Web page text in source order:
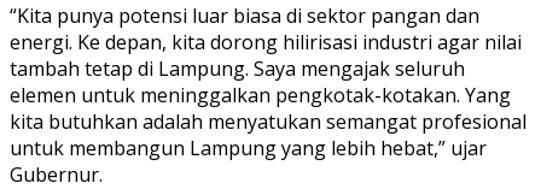
“Kita punya potensi luar biasa di sektor pangan dan
energi. Ke depan, kita dorong hilirisasi industri agar nilai
tambah tetap di Lampung. Saya mengajak seluruh
elemen untuk meninggalkan pengkotak-kotakan. Yang
kita butuhkan adalah menyatukan semangat profesional
untuk membangun Lampung yang lebih hebat,” ujar
Gubernur.